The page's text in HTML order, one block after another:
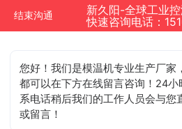
结束沟通
快速咨询电话：
您好！我们是模温机专业生产厂家
都可以在下方在线留言咨询！24
系电话稍后我们的工作人员会与您
或留言！